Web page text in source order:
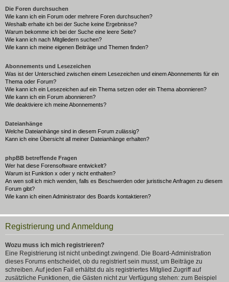
Die Foren durchsuchen
Wie kann ich ein Forum oder mehrere Foren durchsuchen?
Weshalb erhalte ich bei der Suche keine Ergebnisse?
Warum bekomme ich bei der Suche eine leere Seite?
Wie kann ich nach Mitgliedern suchen?
Wie kann ich meine eigenen Beiträge und Themen finden?
Abonnements und Lesezeichen
Was ist der Unterschied zwischen einem Lesezeichen und einem Abonnements für ein
Thema oder Forum?
Wie kann ich ein Lesezeichen auf ein Thema setzen oder ein Thema abonnieren?
Wie kann ich ein Forum abonnieren?
Wie deaktiviere ich meine Abonnements?
Dateianhänge
Welche Dateianhänge sind in diesem Forum zulässig?
Kann ich eine Übersicht all meiner Dateianhänge erhalten?
phpBB betreffende Fragen
Wer hat diese Forensoftware entwickelt?
Warum ist Funktion x oder y nicht enthalten?
An wen soll ich mich wenden, falls es Beschwerden oder juristische Anfragen zu diesem
Forum gibt?
Wie kann ich einen Administrator des Boards kontaktieren?
Registrierung und Anmeldung
Wozu muss ich mich registrieren?
Eine Registrierung ist nicht unbedingt zwingend. Die Board-Administration
dieses Forums entscheidet, ob du registriert sein musst, um Beiträge zu
schreiben. Auf jeden Fall erhältst du als registriertes Mitglied Zugriff auf
zusätzliche Funktionen, die Gästen nicht zur Verfügung stehen: zum Beispiel